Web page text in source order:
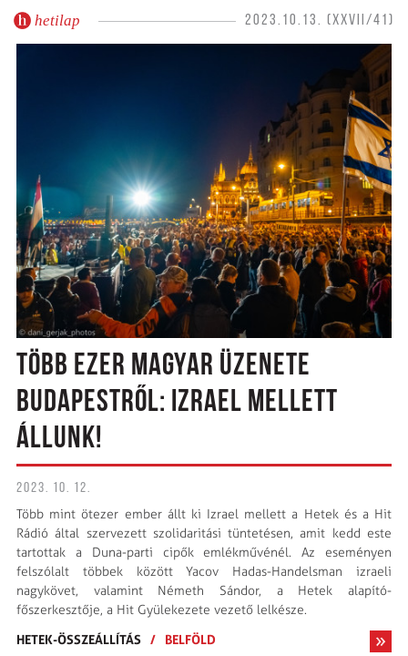
hetilap 2023.10.13. (XXVII/41)
TÖBB EZER MAGYAR ÜZENETE
BUDAPESTRŐL: IZRAEL MELLETT
ÁLLUNK!
2023. 10. 12.
Több mint ötezer ember állt ki Izrael mellett a Hetek és a Hit
Rádió által szervezett szolidaritási tüntetésen, amit kedd este
tartottak a Duna-parti cipők emlékművénél. Az eseményen
felszólalt többek között Yacov Hadas-Handelsman izraeli
nagykövet, valamint Németh Sándor, a Hetek alapító-
főszerkesztője, a Hit Gyülekezete vezető lelkésze.
HETEK-ÖSSZEÁLLÍTÁS / BELFÖLD